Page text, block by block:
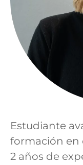
Estudiante
formación en
2 años de